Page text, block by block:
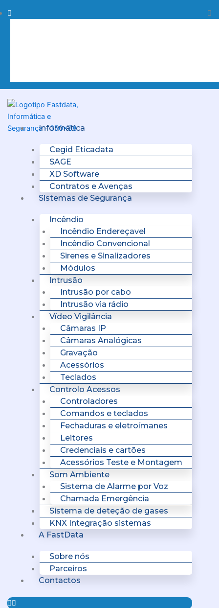
to
Procurar
Informática
Cegid Eticadata
SAGE
XD Software
Contratos e Avenças
Sistemas de Segurança
Incêndio
Incêndio Endereçavel
Incêndio Convencional
Sirenes e Sinalizadores
Módulos
Intrusão
Intrusão por cabo
Intrusão via rádio
Vídeo Vigilância
Câmaras IP
Câmaras Analógicas
Gravação
Acessórios
Teclados
Controlo Acessos
Controladores
Comandos e teclados
Fechaduras e eletroímanes
Leitores
Credenciais e cartões
Acessórios Teste e Montagem
Som Ambiente
Sistema de Alarme por Voz
Chamada Emergência
Sistema de deteção de gases
KNX Integração sistemas
A FastData
Sobre nós
Parceiros
Contactos
Menu